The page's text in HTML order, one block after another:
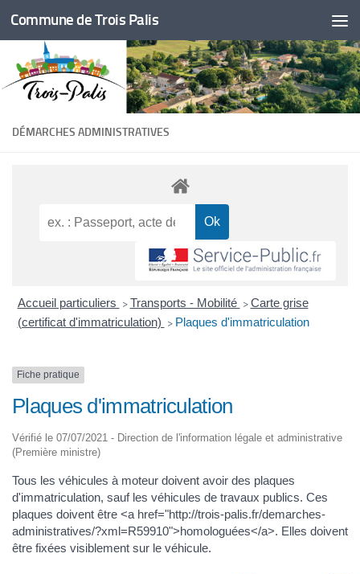
Skip to content
Commune de Trois Palis
DÉMARCHES ADMINISTRATIVES
Accueil particuliers > Transports - Mobilité > Carte grise
(certificat d'immatriculation) > Plaques d'immatriculation
Fiche pratique
Plaques d'immatriculation
Vérifié le 07/07/2021 - Direction de l'information légale et administrative
(Première ministre)
Tous les véhicules à moteur doivent avoir des plaques
d'immatriculation, sauf les véhicules de travaux publics. Ces
plaques doivent être <a href="http://trois-palis.fr/demarches-
administratives/?xml=R59910">homologuées</a>. Elles doivent
être fixées visiblement sur le véhicule.